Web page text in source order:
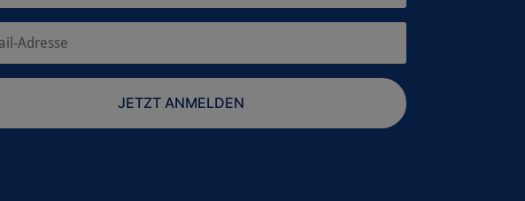
JETZT ANMELDEN